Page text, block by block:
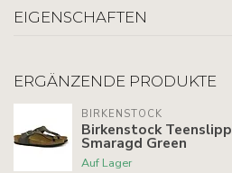
EIGENSCHAFTEN
ERGÄNZENDE PRODUKTE
BIRKENSTOCK
Birkenstock
Smaragd Green
Auf Lager